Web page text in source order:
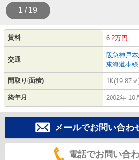
1 / 19
賃料 6.2万円
交通
阪急神戸本
東海道本線
間取り(面積) 1K(19.87㎡
築年月 2002年 10
メールでお問い合わ
電話でお問い合